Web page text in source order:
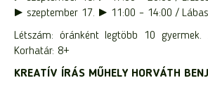
► szeptember 17. ► 11:00 – 14:00 /
Létszám: óránként legtöbb 10 gyermek.
Korhatár: 8+
KREATÍV ÍRÁS MŰHELY HORVÁTH